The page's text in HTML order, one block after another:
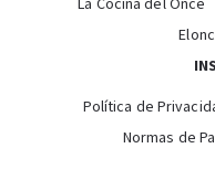
La Cocina del Once
Política de
Normas de